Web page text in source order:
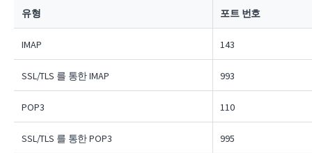
유형 포트 번호
IMAP 143
SSL/TLS 를 통한 IMAP 993
POP3 110
SSL/TLS 를 통한 POP3 995